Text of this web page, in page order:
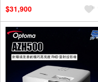
$31,900